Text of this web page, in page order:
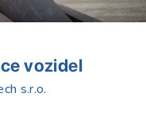
vozidel
s.r.o.